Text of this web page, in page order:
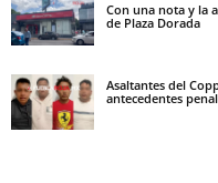
Con una nota y la
de Plaza Dorada
Asaltantes del
antecedentes